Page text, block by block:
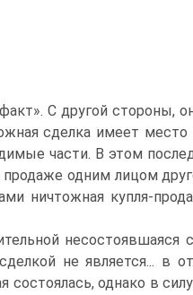
С другой стороны,
сделка имеет место
части. В этом
одним лицом
ничтожная купля-
несостоявшаяся
не является... в
состоялась, однако в